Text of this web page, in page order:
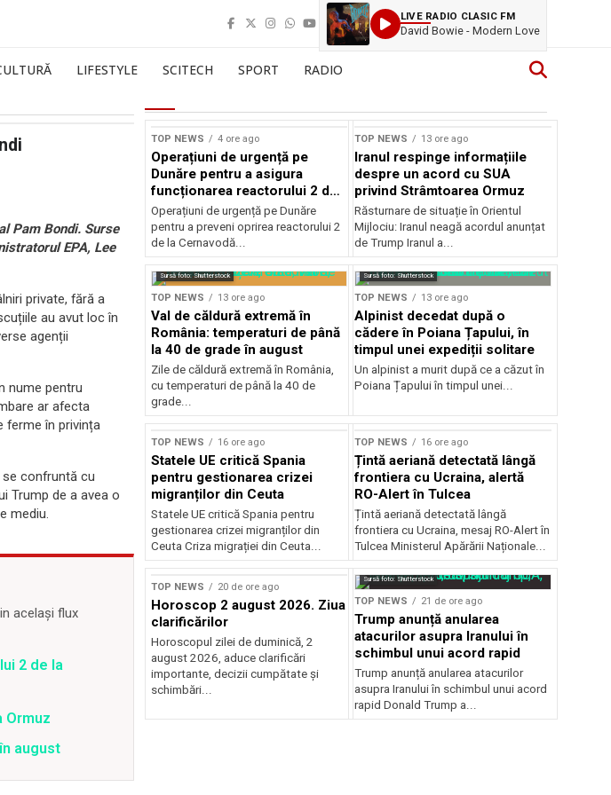
LIVE RADIO CLASIC FM
David Bowie - Modern Love
LIFESTYLE SCITECH SPORT RADIO
Pam Bondi. Surse
EPA, Lee
private, fără a
au avut loc în
agenții
nume pentru
ar afecta
ferme în privința
confruntă cu
Trump de a avea o
mediu.
același flux
2 de la
Ormuz
august
TOP NEWS 4 ore ago
Operațiuni de urgență pe
Dunăre pentru a asigura
funcționarea reactorului 2 de
la Cernavodă
Operațiuni de urgență pe Dunăre
pentru a preveni oprirea reactorului 2
de la Cernavodă...
TOP NEWS 13 ore ago
Iranul respinge informațiile
despre un acord cu SUA
privind Strâmtoarea Ormuz
Răsturnare de situație în Orientul
Mijlociu: Iranul neagă acordul anunțat
de Trump Iranul a...
Sursă foto: Shutterstock
TOP NEWS 13 ore ago
Val de căldură extremă în
România: temperaturi de până
la 40 de grade în august
Zile de căldură extremă în România,
cu temperaturi de până la 40 de
grade...
Sursă foto: Shutterstock
TOP NEWS 13 ore ago
Alpinist decedat după o
cădere în Poiana Țapului, în
timpul unei expediții solitare
Un alpinist a murit după ce a căzut în
Poiana Țapului în timpul unei...
TOP NEWS 16 ore ago
Statele UE critică Spania
pentru gestionarea crizei
migranților din Ceuta
Statele UE critică Spania pentru
gestionarea crizei migranților din
Ceuta Criza migrației din Ceuta...
TOP NEWS 16 ore ago
Țintă aeriană detectată lângă
frontiera cu Ucraina, alertă
RO-Alert în Tulcea
Țintă aeriană detectată lângă
frontiera cu Ucraina, mesaj RO-Alert în
Tulcea Ministerul Apărării Naționale...
TOP NEWS 20 de ore ago
Horoscop 2 august 2026. Ziua
clarificărilor
Horoscopul zilei de duminică, 2
august 2026, aduce clarificări
importante, decizii cumpătate și
schimbări...
Sursă foto: Shutterstock
TOP NEWS 21 de ore ago
Trump anunță anularea
atacurilor asupra Iranului în
schimbul unui acord rapid
Trump anunță anularea atacurilor
asupra Iranului în schimbul unui acord
rapid Donald Trump a...